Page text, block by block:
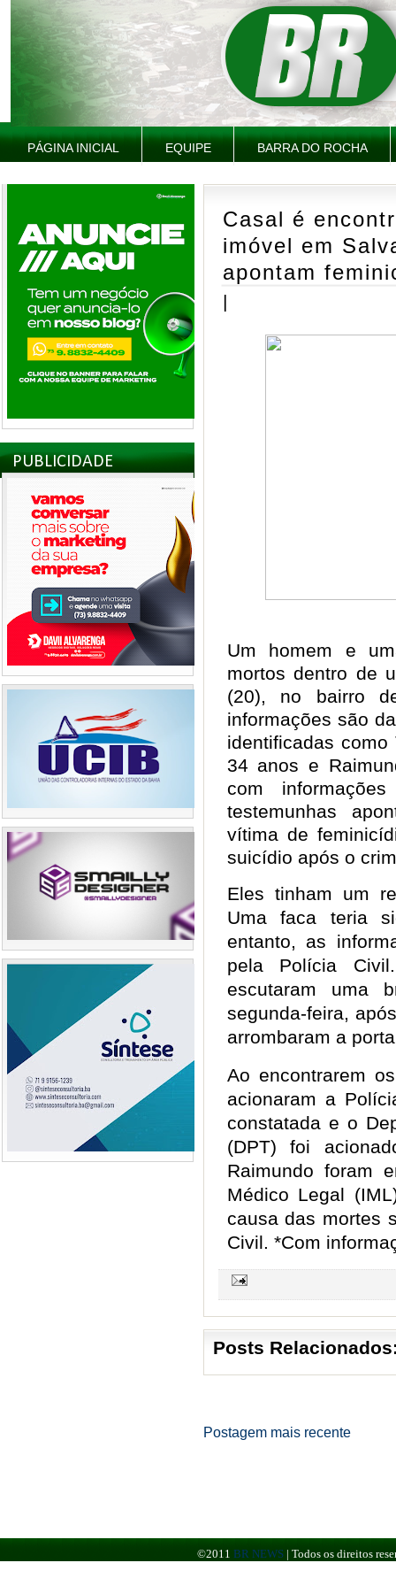
PÁGINA INICIAL EQUIPE BARRA DO ROCHA
PUBLICIDADE
Casal é
imóvel em
apontam
|
Um homem e
mortos dentro de
(20), no bairro
informações são
identificadas
34 anos e
com
testemunhas
vítima de
suicídio após o
Eles tinham um
Uma faca teria
entanto, as
pela Polícia
escutaram uma
segunda-feira,
arrombaram a
Ao encontrarem
acionaram a
constatada e o
(DPT) foi
Raimundo foram
Médico Legal
causa das mortes
Civil. *Com
Posts
Postagem mais recente
©2011 BR NEWS | Todos os direitos